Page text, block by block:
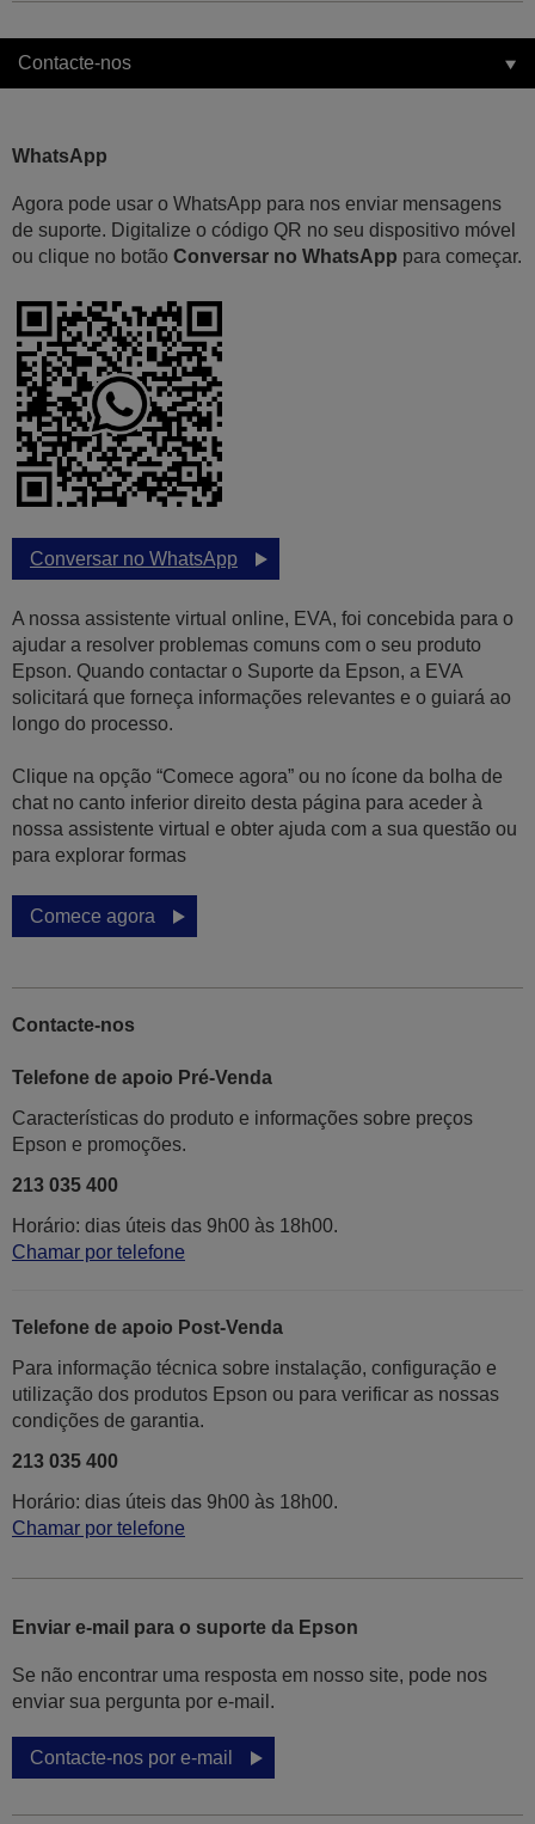
Contacte-nos
WhatsApp
Agora pode usar o WhatsApp para nos enviar mensagens
de suporte. Digitalize o código QR no seu dispositivo móvel
ou clique no botão Conversar no WhatsApp para começar.
Conversar no WhatsApp
A nossa assistente virtual online, EVA, foi concebida para o
ajudar a resolver problemas comuns com o seu produto
Epson. Quando contactar o Suporte da Epson, a EVA
solicitará que forneça informações relevantes e o guiará ao
longo do processo.
Clique na opção “Comece agora” ou no ícone da bolha de
chat no canto inferior direito desta página para aceder à
nossa assistente virtual e obter ajuda com a sua questão ou
para explorar formas
Comece agora
Contacte-nos
Telefone de apoio Pré-Venda
Características do produto e informações sobre preços
Epson e promoções.
213 035 400
Horário: dias úteis das 9h00 às 18h00.
Chamar por telefone
Telefone de apoio Post-Venda
Para informação técnica sobre instalação, configuração e
utilização dos produtos Epson ou para verificar as nossas
condições de garantia.
213 035 400
Horário: dias úteis das 9h00 às 18h00.
Chamar por telefone
Enviar e-mail para o suporte da Epson
Se não encontrar uma resposta em nosso site, pode nos
enviar sua pergunta por e-mail.
Contacte-nos por e-mail